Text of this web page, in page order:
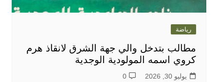
رياضة
مطالب بتدخل والي جهة الشرق لانقاذ هرم
كروي اسمه المولودية الوجدية
يوليو 30, 2026 0